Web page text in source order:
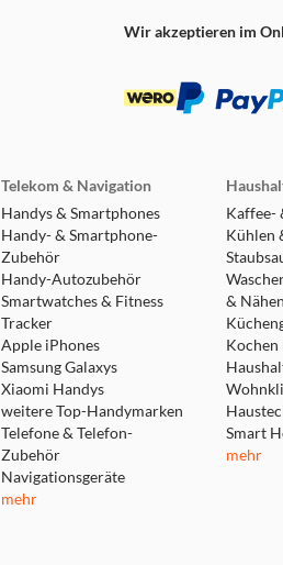
Wir akzeptieren im
Telekom & Navigation
Handys & Smartphones
Handy- & Smartphone-
Zubehör
Handy-Autozubehör
Smartwatches & Fitness
Tracker
Apple iPhones
Samsung Galaxys
Xiaomi Handys
weitere Top-Handymarken
Telefone & Telefon-
Zubehör
Navigationsgeräte
mehr
Kaffee-
Kühlen
& Nähen
Kochen
Smart
mehr